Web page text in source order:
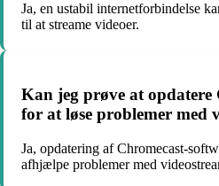
Ja, en ustabil internetforbindelse
til at streame videoer.
Kan jeg prøve at opdatere
for at løse problemer med
Ja, opdatering af Chromecast-
afhjælpe problemer med